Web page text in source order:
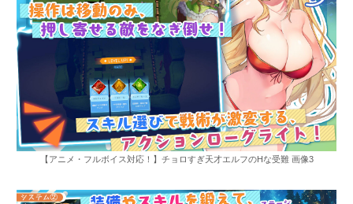
【アニメ・フルボイス対応！】チョロすぎ天才エルフのHな受難 画像3